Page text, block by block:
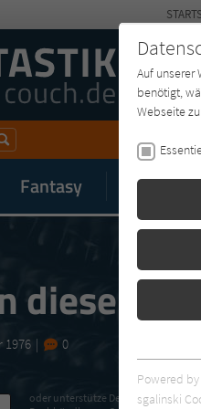
Fantasy Mystery
dieser
1976 0
oder unterstütze Deinen
Auf unserer
benötigt,
Webseite
benötigt.
Powered by
sgalinski